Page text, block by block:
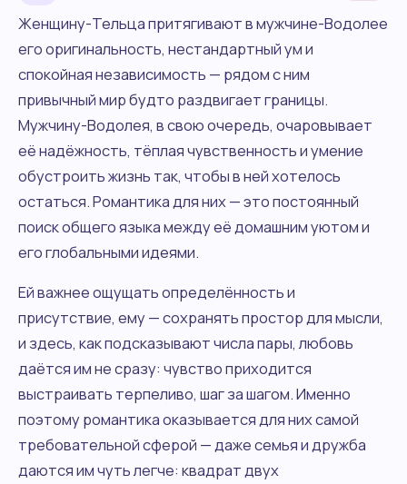
Женщину-Тельца притягивают в мужчине-Водолее
его оригинальность, нестандартный ум и
спокойная независимость — рядом с ним
привычный мир будто раздвигает границы.
Мужчину-Водолея, в свою очередь, очаровывает
её надёжность, тёплая чувственность и умение
обустроить жизнь так, чтобы в ней хотелось
остаться. Романтика для них — это постоянный
поиск общего языка между её домашним уютом и
его глобальными идеями.
Ей важнее ощущать определённость и
присутствие, ему — сохранять простор для мысли,
и здесь, как подсказывают числа пары, любовь
даётся им не сразу: чувство приходится
выстраивать терпеливо, шаг за шагом. Именно
поэтому романтика оказывается для них самой
требовательной сферой — даже семья и дружба
даются им чуть легче: квадрат двух